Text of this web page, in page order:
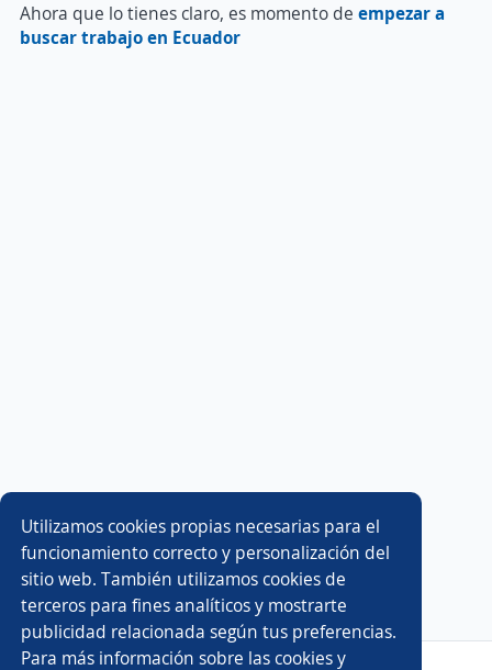
Utilizamos cookies propias necesarias para el
funcionamiento correcto y personalización del
sitio web. También utilizamos cookies de
terceros para fines analíticos y mostrarte
publicidad relacionada según tus preferencias.
Para más información sobre las cookies y
Ahora que lo tienes claro, es momento de empezar a
buscar trabajo en Ecuador